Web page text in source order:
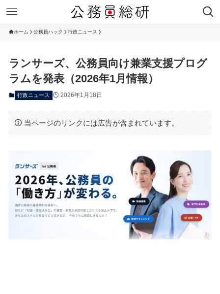
ホーム 公務員ハック 行政ニュース
ランサーズ、公務員向け兼業支援プログ
ラムを発表（2026年1月情報）
行政ニュース 2026年1月18日
当ページのリンクには広告が含まれています。